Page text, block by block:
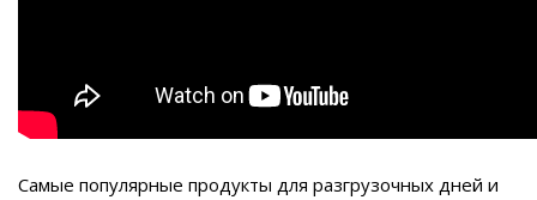
Самые популярные продукты для разгрузочных дней и